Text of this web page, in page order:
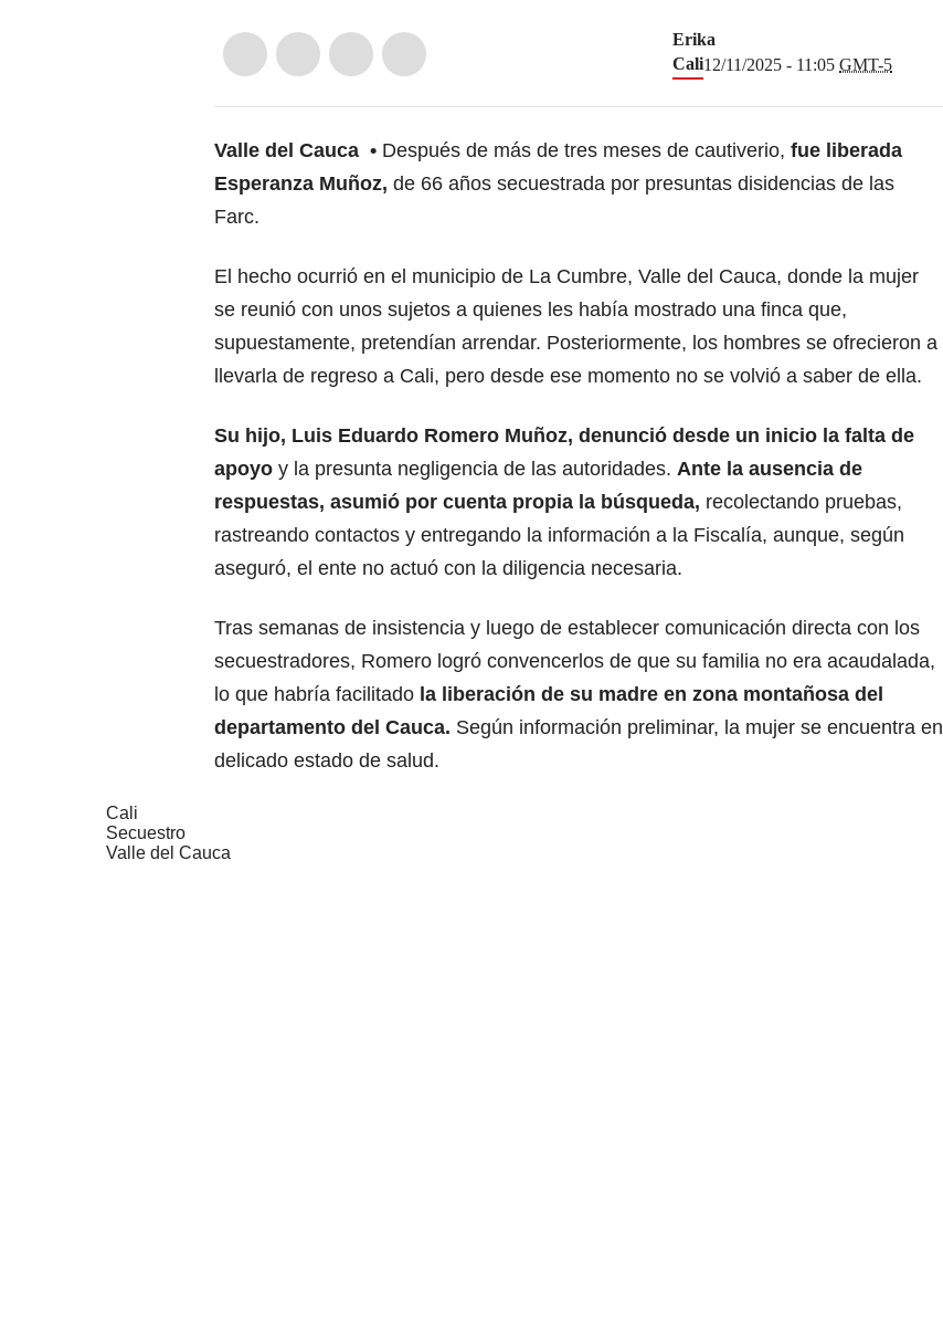
Erika
Cali12/11/2025 - 11:05 GMT-5
Valle del Cauca Después de más de tres meses de cautiverio, fue liberada
Esperanza Muñoz, de 66 años secuestrada por presuntas disidencias de las
Farc.
El hecho ocurrió en el municipio de La Cumbre, Valle del Cauca, donde la mujer
se reunió con unos sujetos a quienes les había mostrado una finca que,
supuestamente, pretendían arrendar. Posteriormente, los hombres se ofrecieron a
llevarla de regreso a Cali, pero desde ese momento no se volvió a saber de ella.
Su hijo, Luis Eduardo Romero Muñoz, denunció desde un inicio la falta de
apoyo y la presunta negligencia de las autoridades. Ante la ausencia de
respuestas, asumió por cuenta propia la búsqueda, recolectando pruebas,
rastreando contactos y entregando la información a la Fiscalía, aunque, según
aseguró, el ente no actuó con la diligencia necesaria.
Tras semanas de insistencia y luego de establecer comunicación directa con los
secuestradores, Romero logró convencerlos de que su familia no era acaudalada,
lo que habría facilitado la liberación de su madre en zona montañosa del
departamento del Cauca. Según información preliminar, la mujer se encuentra en
delicado estado de salud.
Cali
Secuestro
Valle del Cauca